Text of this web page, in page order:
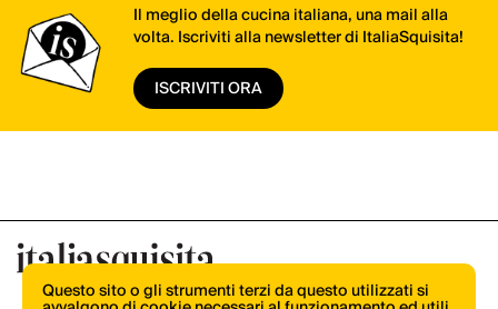
Il meglio della cucina italiana, una mail alla
volta. Iscriviti alla newsletter di ItaliaSquisita!
ISCRIVITI ORA
Questo sito o gli strumenti terzi da questo utilizzati si